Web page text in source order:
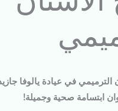
الترميمي في عيادة يالوفا
ابتسامة صحية وجميلة!